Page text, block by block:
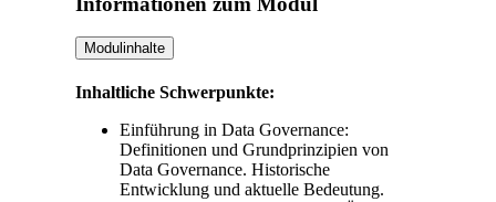
Modulinhalte
Inhaltliche Schwerpunkte:
Einführung in Data Governance:
Definitionen und Grundprinzipien von
Data Governance. Historische
Entwicklung und aktuelle Bedeutung.